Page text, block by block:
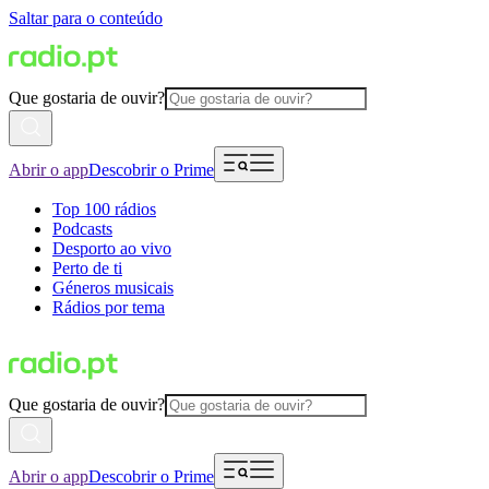
Saltar para o conteúdo
Que gostaria de ouvir?
Abrir o appDescobrir o Prime
Top 100 rádios
Podcasts
Desporto ao vivo
Perto de ti
Géneros musicais
Rádios por tema
Que gostaria de ouvir?
Abrir o appDescobrir o Prime